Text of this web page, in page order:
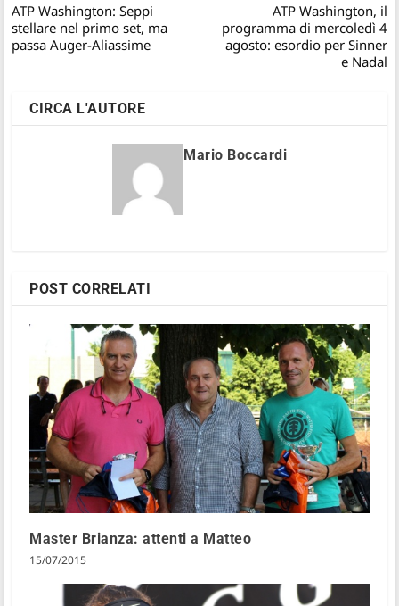
ATP Washington: Seppi
stellare nel primo set, ma
passa Auger-Aliassime
ATP Washington, il
programma di mercoledì 4
agosto: esordio per Sinner
e Nadal
CIRCA L'AUTORE
Mario Boccardi
POST CORRELATI
Master Brianza: attenti a Matteo
15/07/2015